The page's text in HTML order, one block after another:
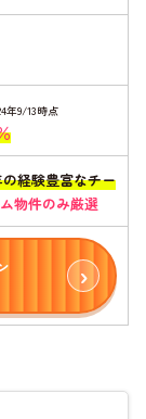
年9/13時点
経験豊富なチー
物件のみ厳選